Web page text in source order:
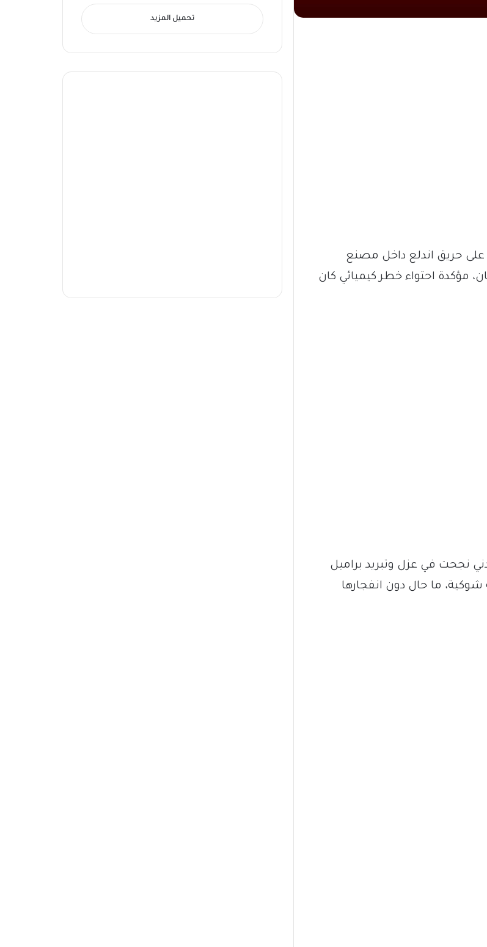
على حريق اندلع داخل مصنع
مؤكدة احتواء خطر كيميائي كان
نجحت في عزل وتبريد براميل
ما حال دون انفجارها
تحميل المزيد